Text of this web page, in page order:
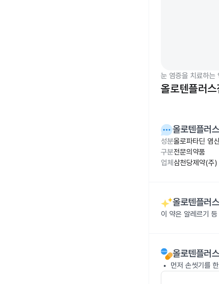
눈 염증을 치료하는
올로텐플러
올로텐플러
성분올로파타딘 염
구분전문의약품
업체 삼천당제약(주)
올로텐플러
이 약은 알레르기
올로텐플러
먼저 손씻기를